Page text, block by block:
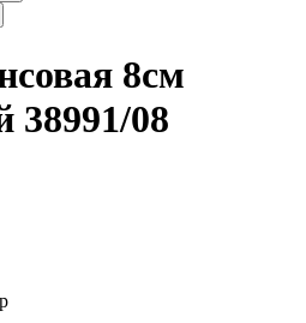
8см
38991/08